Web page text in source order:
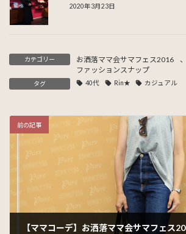
2020年3月23日
カテゴリー お洒落ママ会サマフェス2016
、
ファッションスナップ
タグ 40代 Rin★ カジュアル
前の記事
【ママコーデ】お洒落ママ会サマフェス